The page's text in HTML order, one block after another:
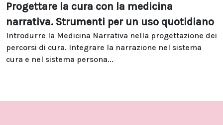
Progettare la cura con la medicina
narrativa. Strumenti per un uso quotidiano
Introdurre la Medicina Narrativa nella progettazione dei
percorsi di cura. Integrare la narrazione nel sistema
cura e nel sistema persona...